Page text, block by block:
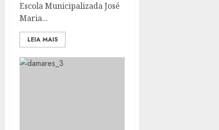
Escola Municipalizada José
Maria...
LEIA MAIS